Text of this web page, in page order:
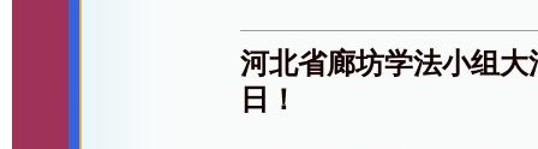
河北省廊坊学法小组
日！